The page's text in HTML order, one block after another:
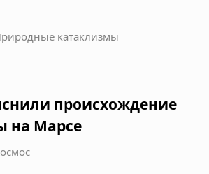
катаклизмы
происхождение
на Марсе